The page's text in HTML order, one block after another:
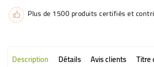
Plus de 1500 produits certifiés et
Description Détails Avis clients Titre